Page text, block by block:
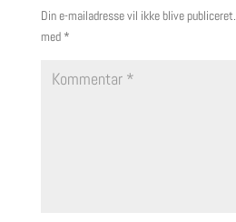
Din e-mailadresse vil ikke blive publiceret.
med *